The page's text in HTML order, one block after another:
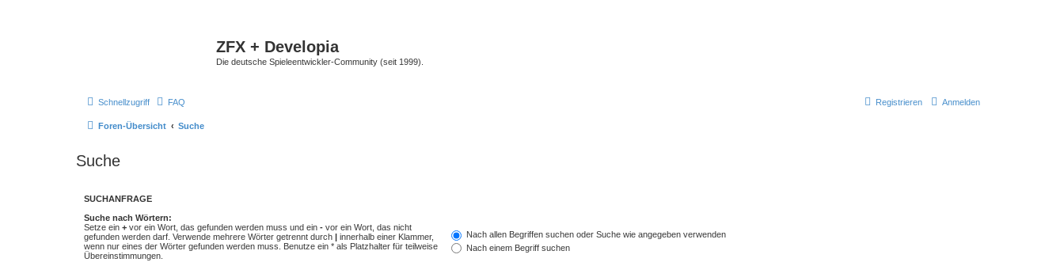
ZFX + Developia
Die deutsche Spieleentwickler-Community (seit 1999).
Schnellzugriff FAQ Anmelden
Registrieren
Foren-Übersicht Suche
Suche
SUCHANFRAGE
Suche nach Wörtern:
Setze ein + vor ein Wort, das gefunden werden muss und ein - vor ein Wort, das nicht
gefunden werden darf. Verwende mehrere Wörter getrennt durch | innerhalb einer Klammer,
wenn nur eines der Wörter gefunden werden muss. Benutze ein * als Platzhalter für teilweise
Übereinstimmungen.
Nach allen Begriffen suchen oder Suche wie angegeben verwenden
Nach einem Begriff suchen